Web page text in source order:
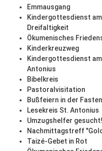
Emmausgang
Kindergottesdienst
Dreifaltigkeit
Ökumenisches
Kinderkreuzweg
Kindergottesdienst am
Antonius
Bibelkreis
Pastoralvisitation
Bußfeiern in der
Lesekreis St. Antonius
Umzugshelfer gesucht!
Nachmittagstreff
Taizé-Gebet in Rot